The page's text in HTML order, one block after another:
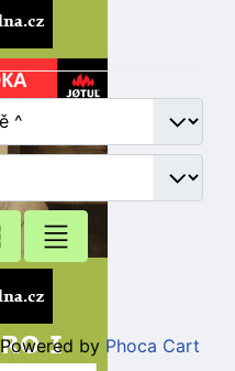
Powered by Phoca Cart